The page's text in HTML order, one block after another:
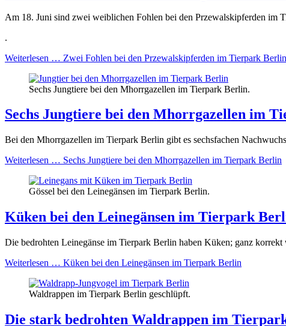
Am 18. Juni sind zwei weiblichen Fohlen bei den Przewalskipferden im
.
Weiterlesen … Zwei Fohlen bei den Przewalskipferden im Tierpark Berlin
Sechs Jungtiere bei den Mhorrgazellen im Tierpark Berlin.
Sechs Jungtiere bei den Mhorrgazellen im
Bei den Mhorrgazellen im Tierpark Berlin gibt es sechsfachen
Weiterlesen … Sechs Jungtiere bei den Mhorrgazellen im Tierpark Berlin
Gössel bei den Leinegänsen im Tierpark Berlin.
Küken bei den Leinegänsen im Tierpark
Die bedrohten Leinegänse im Tierpark Berlin haben Küken; ganz korrekt
Weiterlesen … Küken bei den Leinegänsen im Tierpark Berlin
Waldrappen im Tierpark Berlin geschlüpft.
Die stark bedrohten Waldrappen im